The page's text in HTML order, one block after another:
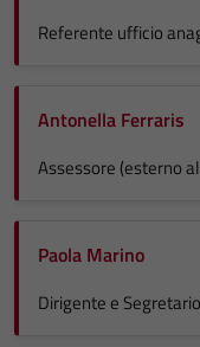
Referente ufficio
Antonella Ferraris
Assessore (esterno
Paola Marino
Dirigente e